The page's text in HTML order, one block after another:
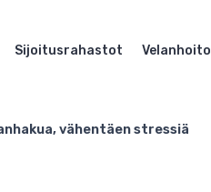
Sijoitusrahastot Velanhoito
vähentäen stressiä